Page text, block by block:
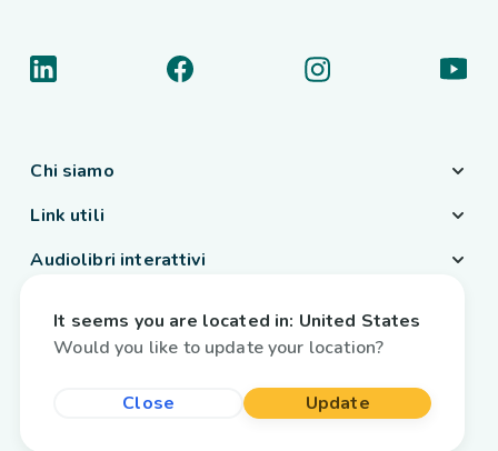
Chi siamo
Link utili
Audiolibri interattivi
Italia / Italiano
It seems you are located in: United States
Would you like to update your location?
Close Update